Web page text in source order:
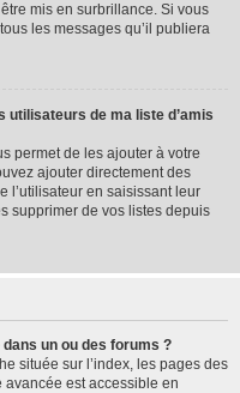
mis en surbrillance. Si vous
les messages qu’il publiera
utilisateurs de ma liste d’amis
permet de les ajouter à votre
ajouter directement des
l’utilisateur en saisissant leur
supprimer de vos listes depuis
un ou des forums ?
située sur l’index, les pages des
est accessible en